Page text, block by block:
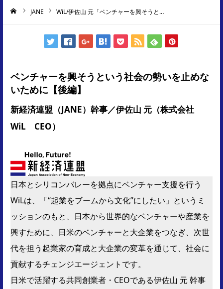
JANE WiL/伊佐山 元「ベンチャーを興そうと…
ベンチャーを興そうという社会の勢いを止めな
いために【後編】
新経済連盟（JANE）幹事／伊佐山 元（株式会社
WiL CEO）
日本とシリコンバレーを拠点にベンチャー支援を行う
WiLは、「“起業をブームから文化”にしたい」というミ
ッションのもと、日本から世界的なベンチャーや産業を
興すために、日米のベンチャーと大企業をつなぎ、次世
代を担う起業家の育成と大企業の変革を通じて、社会に
貢献するチェンジエージェントです。
日米で活躍する共同創業者・CEOである伊佐山 元 幹事